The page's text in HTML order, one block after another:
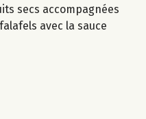
secs accompagnées
avec la sauce